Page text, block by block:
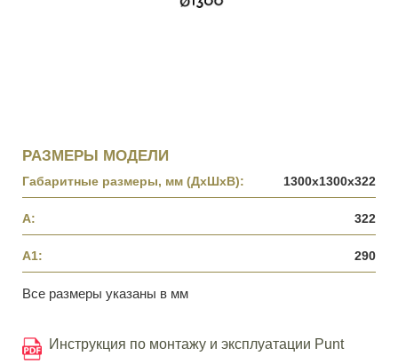
РАЗМЕРЫ МОДЕЛИ
Габаритные размеры, мм (ДхШхВ): 1300x1300x322
A: 322
A1: 290
Все размеры указаны в мм
Инструкция по монтажу и эксплуатации Punt